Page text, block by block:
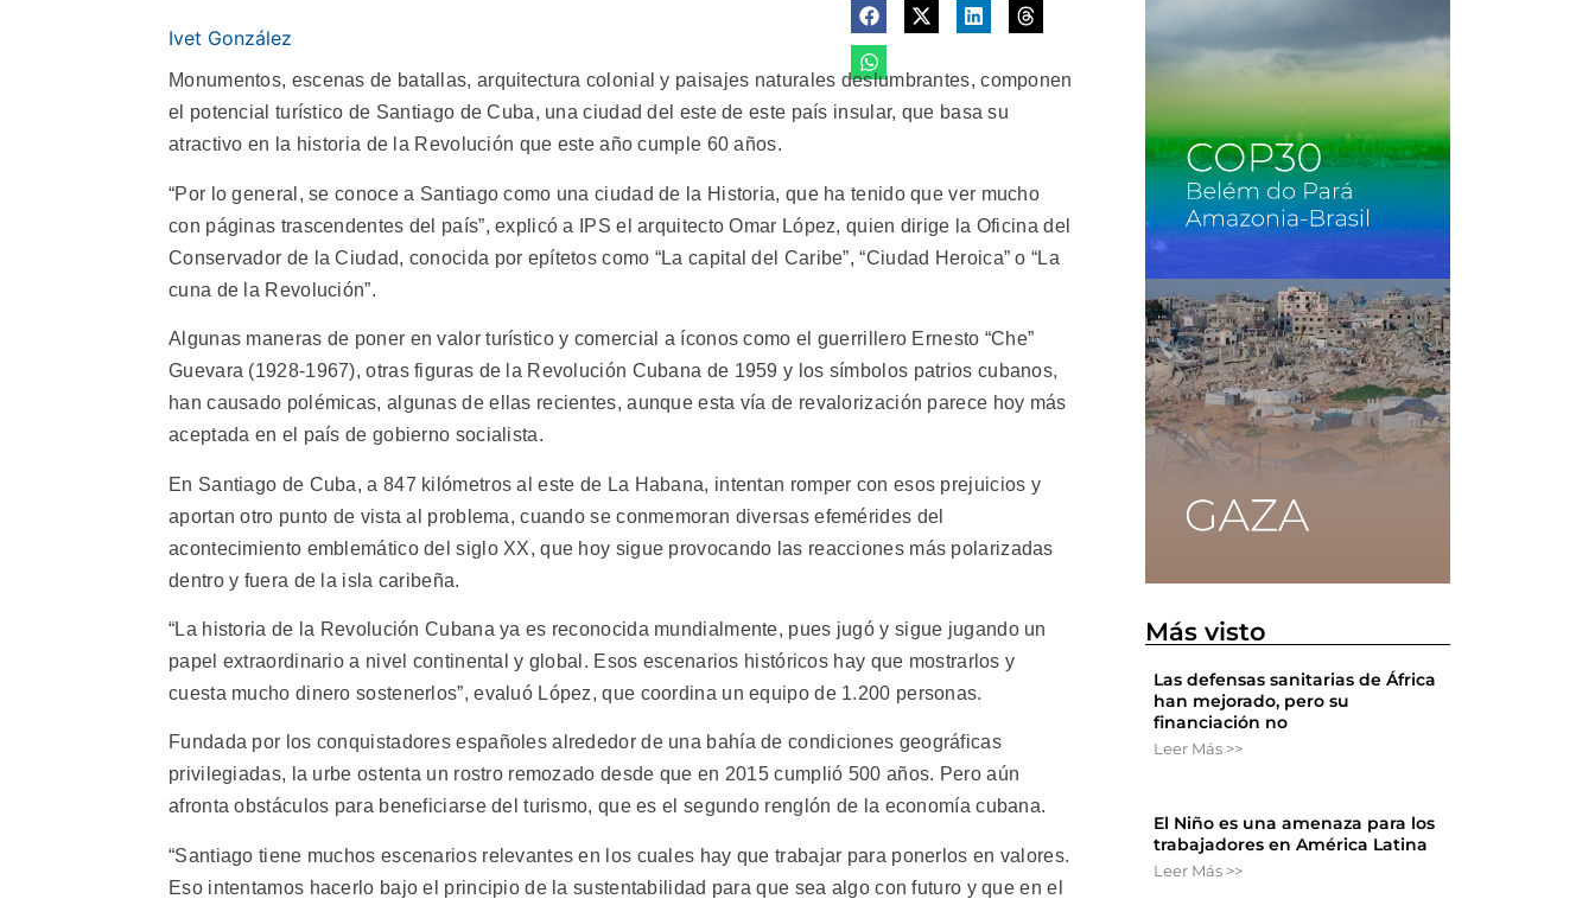
Ivet González
Monumentos, escenas de batallas, arquitectura colonial y paisajes naturales deslumbrantes, componen
el potencial turístico de Santiago de Cuba, una ciudad del este de este país insular, que basa su
atractivo en la historia de la Revolución que este año cumple 60 años.
“Por lo general, se conoce a Santiago como una ciudad de la Historia, que ha tenido que ver mucho
con páginas trascendentes del país”, explicó a IPS el arquitecto Omar López, quien dirige la Oficina del
Conservador de la Ciudad, conocida por epítetos como “La capital del Caribe”, “Ciudad Heroica” o “La
cuna de la Revolución”.
Algunas maneras de poner en valor turístico y comercial a íconos como el guerrillero Ernesto “Che”
Guevara (1928-1967), otras figuras de la Revolución Cubana de 1959 y los símbolos patrios cubanos,
han causado polémicas, algunas de ellas recientes, aunque esta vía de revalorización parece hoy más
aceptada en el país de gobierno socialista.
En Santiago de Cuba, a 847 kilómetros al este de La Habana, intentan romper con esos prejuicios y
aportan otro punto de vista al problema, cuando se conmemoran diversas efemérides del
acontecimiento emblemático del siglo XX, que hoy sigue provocando las reacciones más polarizadas
dentro y fuera de la isla caribeña.
“La historia de la Revolución Cubana ya es reconocida mundialmente, pues jugó y sigue jugando un
papel extraordinario a nivel continental y global. Esos escenarios históricos hay que mostrarlos y
cuesta mucho dinero sostenerlos”, evaluó López, que coordina un equipo de 1.200 personas.
Fundada por los conquistadores españoles alrededor de una bahía de condiciones geográficas
privilegiadas, la urbe ostenta un rostro remozado desde que en 2015 cumplió 500 años. Pero aún
afronta obstáculos para beneficiarse del turismo, que es el segundo renglón de la economía cubana.
“Santiago tiene muchos escenarios relevantes en los cuales hay que trabajar para ponerlos en valores.
Eso intentamos hacerlo bajo el principio de la sustentabilidad para que sea algo con futuro y que en el
Más visto
Las defensas sanitarias de África
han mejorado, pero su
financiación no
Leer Más >>
El Niño es una amenaza para los
trabajadores en América Latina
Leer Más >>